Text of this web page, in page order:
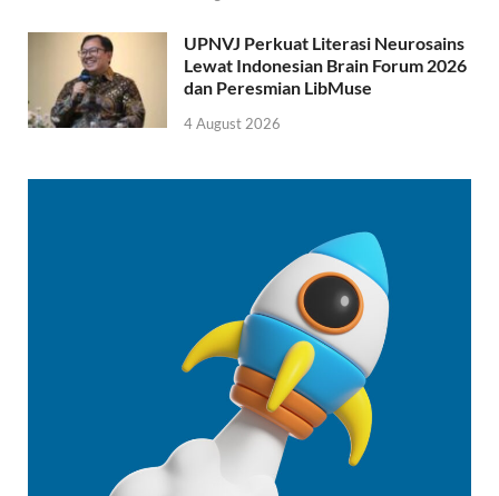
UPNVJ Perkuat Literasi Neurosains
Lewat Indonesian Brain Forum 2026
dan Peresmian LibMuse
4 August 2026